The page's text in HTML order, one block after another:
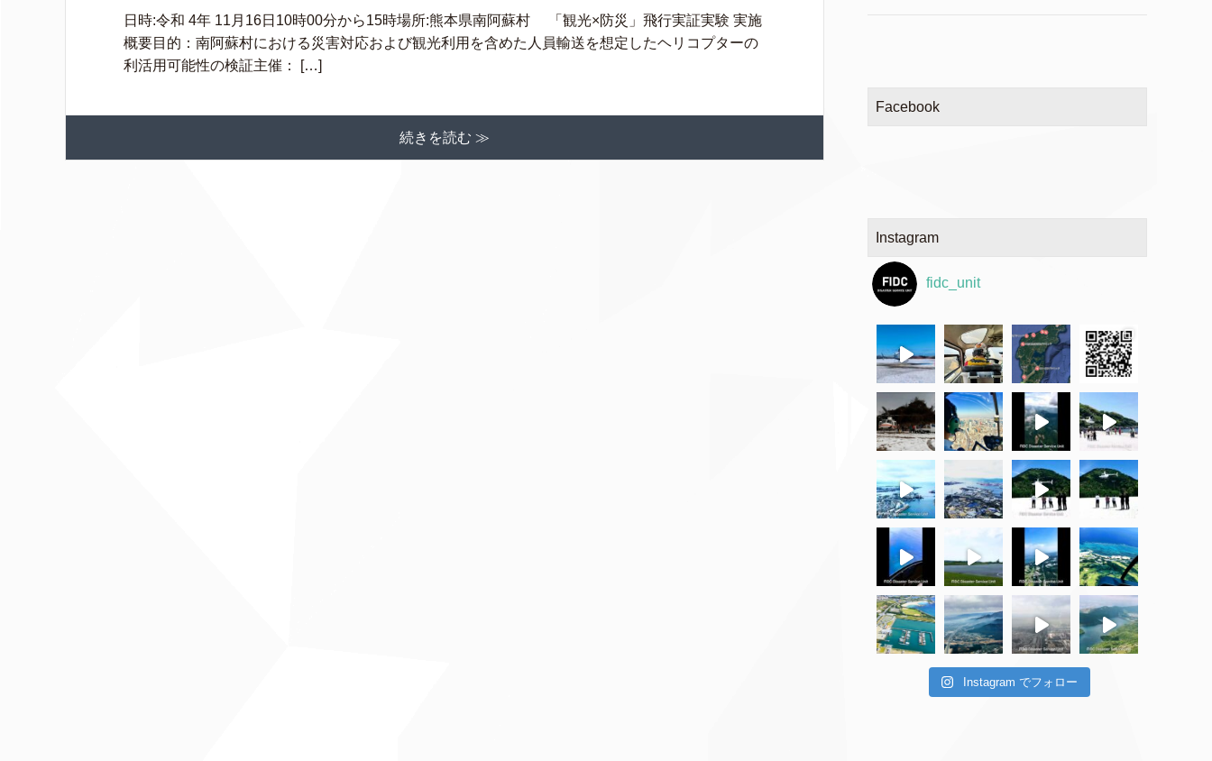
日時:令和 4年 11月16日10時00分から15時場所:熊本県南阿蘇村 「観光×防災」飛行実証実験 実施
概要目的：南阿蘇村における災害対応および観光利用を含めた人員輸送を想定したヘリコプターの
利活用可能性の検証主催： […]
続きを読む ≫
Facebook
Instagram
fidc_unit
Instagram でフォロー